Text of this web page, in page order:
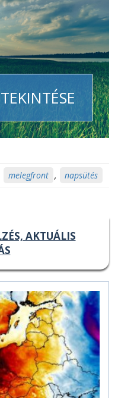
melegfront , napsütés
AKTUÁLIS